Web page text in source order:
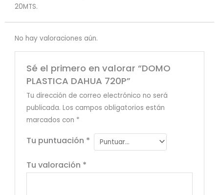
20MTS.
No hay valoraciones aún.
Sé el primero en valorar “DOMO
PLASTICA DAHUA 720P”
Tu dirección de correo electrónico no será
publicada. Los campos obligatorios están
marcados con *
Tu puntuación *
Tu valoración *